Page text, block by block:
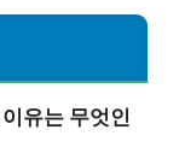
유는 무엇인